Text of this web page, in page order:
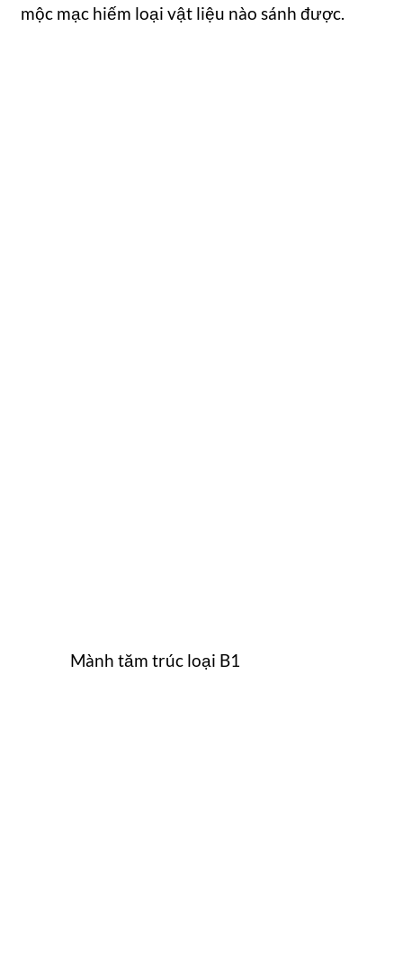
mộc mạc hiếm loại vật liệu nào sánh được.
Mành tăm trúc loại B1